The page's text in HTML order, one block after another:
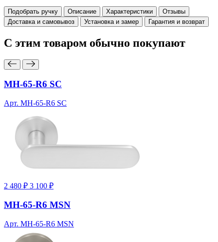
Подобрать ручку Описание Характеристики
Отзывы
Доставка и самовывоз
Установка и замер Гарантия и возврат
С этим товаром обычно покупают
MH-65-R6 SC
Арт. MH-65-R6 SC
2 480 ₽ 3 100 ₽
MH-65-R6 MSN
Арт. MH-65-R6 MSN